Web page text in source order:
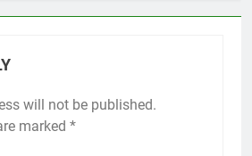
will not be published.
marked *